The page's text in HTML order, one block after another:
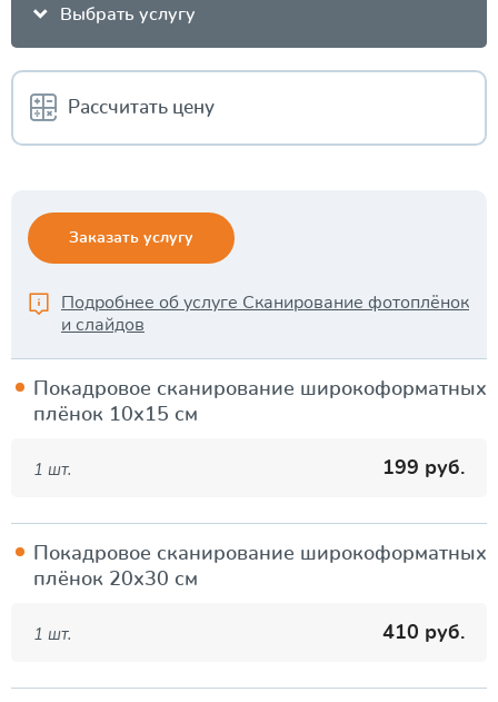
Выбрать услугу
Рассчитать цену
Заказать услугу
Подробнее об услуге Сканирование фотоплёнок
и слайдов
Покадровое сканирование широкоформатных
плёнок 10х15 см
1 шт. 199 руб.
Покадровое сканирование широкоформатных
плёнок 20х30 см
1 шт. 410 руб.